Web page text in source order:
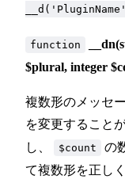
function
$plural, integer
複数形のメッセ
を変更すること
し、
$count の
て複数形を正し